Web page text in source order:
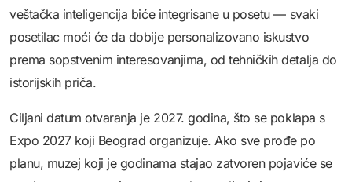
veštačka inteligencija biće integrisane u posetu — svaki
posetilac moći će da dobije personalizovano iskustvo
prema sopstvenim interesovanjima, od tehničkih detalja do
istorijskih priča.
Ciljani datum otvaranja je 2027. godina, što se poklapa s
Expo 2027 koji Beograd organizuje. Ako sve prođe po
planu, muzej koji je godinama stajao zatvoren pojaviće se